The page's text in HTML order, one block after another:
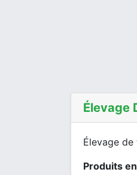
Élevage
Élevage
Produits